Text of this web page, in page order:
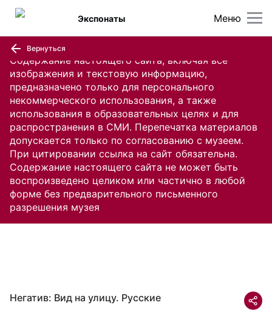
Содержание настоящего сайта, включая все
изображения и текстовую информацию,
предназначено только для персонального
некоммерческого использования, а также
использования в образовательных целях и для
распространения в СМИ. Перепечатка материалов
допускается только по согласованию с музеем.
При цитировании ссылка на сайт обязательна.
Содержание настоящего сайта не может быть
воспроизведено целиком или частично в любой
форме без предварительного письменного
разрешения музея
Меню
Экспонаты
Вернуться
Негатив: Вид на улицу. Русские